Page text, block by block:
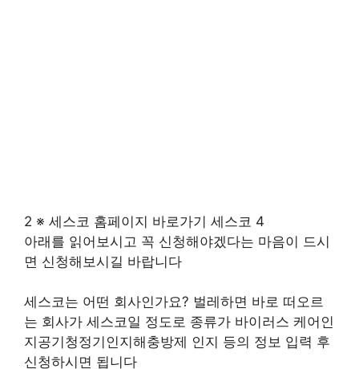
2 ※ 세스코 홈페이지 바로가기 세스코 4
아래를 읽어보시고 꼭 신청해야겠다는 마음이 드시
면 신청해보시길 바랍니다
세스코는 어떤 회사인가요? 벌레하면 바로 떠오르
는 회사가 세스코일 정도로 종류가 바이러스 케어인
지공기청정기인지해충방제 인지 등의 정보 입력 후
신청하시면 됩니다